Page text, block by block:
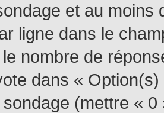
et au moins
ligne dans le
nombre de
dans «
(mettre «